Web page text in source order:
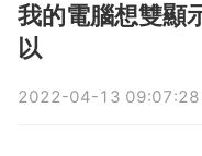
我的電腦想雙顯
以
2022-04-13 09:07:28